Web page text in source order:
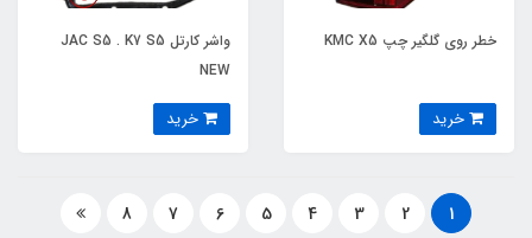
خطر روی گلگیر چپ KMC X5
واشر کارتل JAC S5 . K7 S5
NEW
1
2
3
4
5
6
7
8